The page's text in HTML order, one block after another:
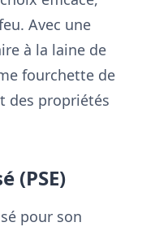
Avec une
à la laine de
fourchette de
des propriétés
(PSE)
pour son